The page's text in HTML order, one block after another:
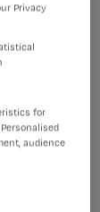
de
Hierbij
Privacy
for
audience